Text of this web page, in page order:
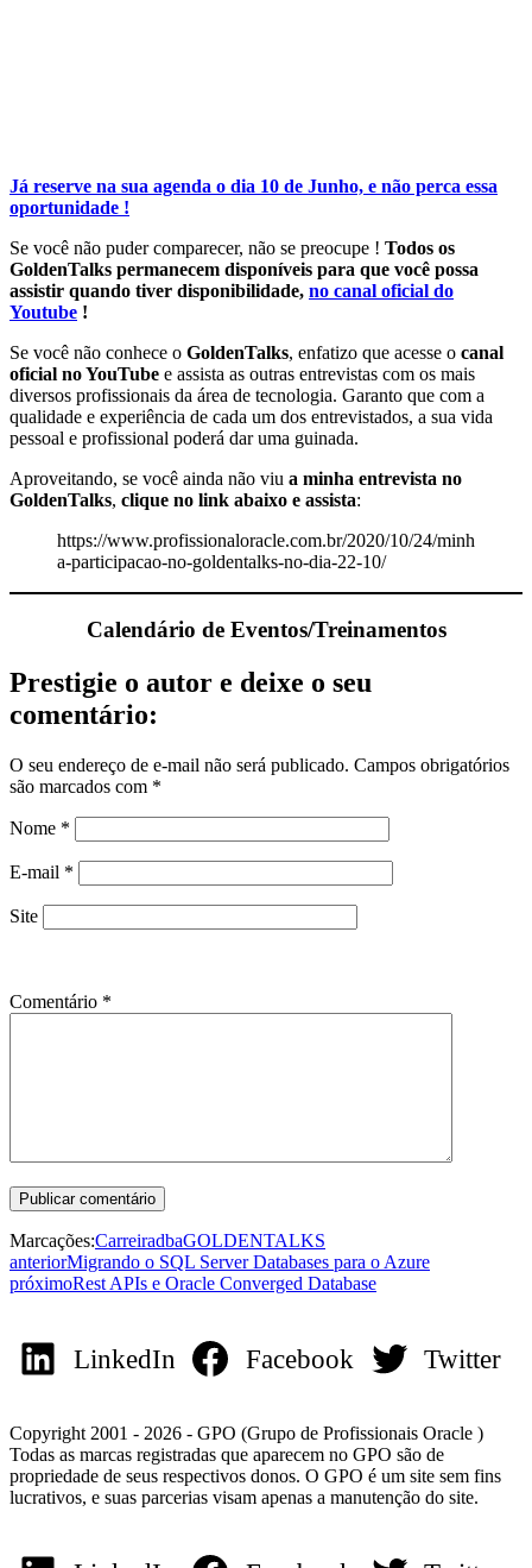
Já reserve na sua agenda o dia 10 de Junho, e não perca essa
oportunidade !
Se você não puder comparecer, não se preocupe ! Todos os
GoldenTalks permanecem disponíveis para que você possa
assistir quando tiver disponibilidade, no canal oficial do
Youtube !
Se você não conhece o GoldenTalks, enfatizo que acesse o canal
oficial no YouTube e assista as outras entrevistas com os mais
diversos profissionais da área de tecnologia. Garanto que com a
qualidade e experiência de cada um dos entrevistados, a sua vida
pessoal e profissional poderá dar uma guinada.
Aproveitando, se você ainda não viu a minha entrevista no
GoldenTalks, clique no link abaixo e assista:
https://www.profissionaloracle.com.br/2020/10/24/minh
a-participacao-no-goldentalks-no-dia-22-10/
Calendário de Eventos/Treinamentos
Prestigie o autor e deixe o seu
comentário:
O seu endereço de e-mail não será publicado. Campos obrigatórios
são marcados com *
Nome *
E-mail *
Site
Comentário *
Marcações:CarreiradbaGOLDENTALKS
anteriorMigrando o SQL Server Databases para o Azure
próximoRest APIs e Oracle Converged Database
LinkedIn Facebook Twitter
Copyright 2001 - 2026 - GPO (Grupo de Profissionais Oracle )
Todas as marcas registradas que aparecem no GPO são de
propriedade de seus respectivos donos. O GPO é um site sem fins
lucrativos, e suas parcerias visam apenas a manutenção do site.